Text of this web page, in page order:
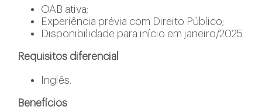
OAB ativa;
Experiência prévia com Direito Público;
Disponibilidade para início em janeiro/2025.
Requisitos diferencial
Inglês.
Benefícios